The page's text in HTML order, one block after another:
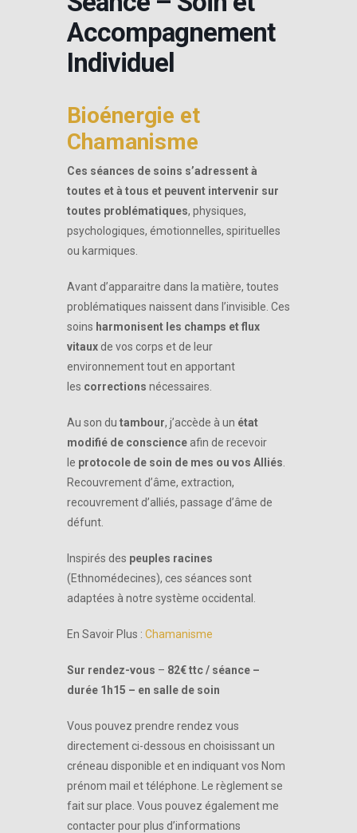
Accompagnement
Individuel
Bioénergie et
Chamanisme
Ces séances de soins s’adressent à
toutes et à tous et peuvent intervenir sur
toutes problématiques, physiques,
psychologiques, émotionnelles, spirituelles
ou karmiques.
Avant d’apparaitre dans la matière, toutes
problématiques naissent dans l’invisible. Ces
soins harmonisent les champs et flux
vitaux de vos corps et de leur
environnement tout en apportant
les corrections nécessaires.
Au son du tambour, j’accède à un état
modifié de conscience afin de recevoir
le protocole de soin de mes ou vos Alliés
Recouvrement d’âme, extraction,
recouvrement d’alliés, passage d’âme de
défunt.
Inspirés des peuples racines
(Ethnomédecines), ces séances sont
adaptées à notre système occidental.
En Savoir Plus : Chamanisme
Sur rendez-vous – 82€ ttc / séance –
durée 1h15 – en salle de soin
Vous pouvez prendre rendez vous
directement ci-dessous en choisissant un
créneau disponible et en indiquant vos Nom
prénom mail et téléphone. Le règlement se
fait sur place. Vous pouvez également me
contacter pour plus d’informations